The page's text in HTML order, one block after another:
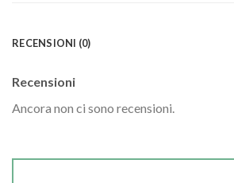
RECENSIONI (0)
Recensioni
Ancora non ci sono recensioni.